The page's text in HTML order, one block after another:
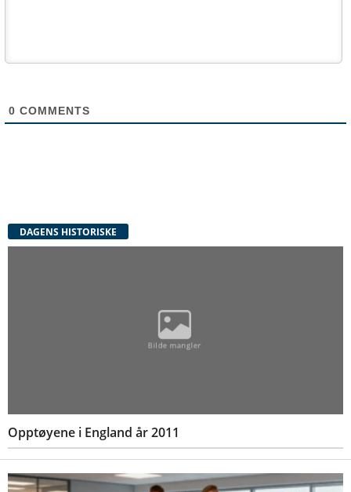
0 COMMENTS
DAGENS HISTORISKE
Opptøyene i England år 2011